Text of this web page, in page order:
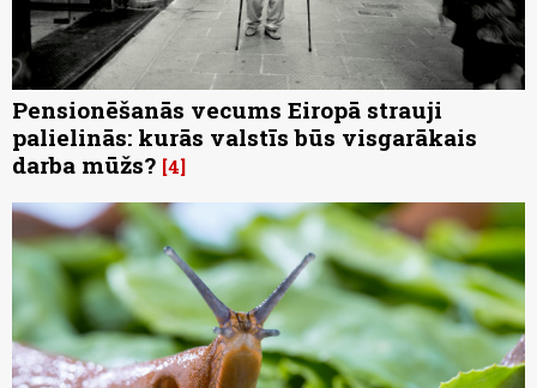
Pensionēšanās vecums Eiropā strauji
palielinās: kurās valstīs būs visgarākais
darba mūžs? 4